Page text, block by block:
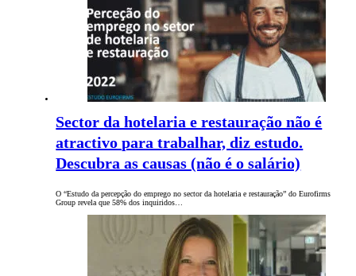
Sector da hotelaria e restauração não é
atractivo para trabalhar, diz estudo.
Descubra as causas (não é o salário)
O “Estudo da percepção do emprego no sector da hotelaria e restauração” do Eurofirms
Group revela que 58% dos inquiridos…